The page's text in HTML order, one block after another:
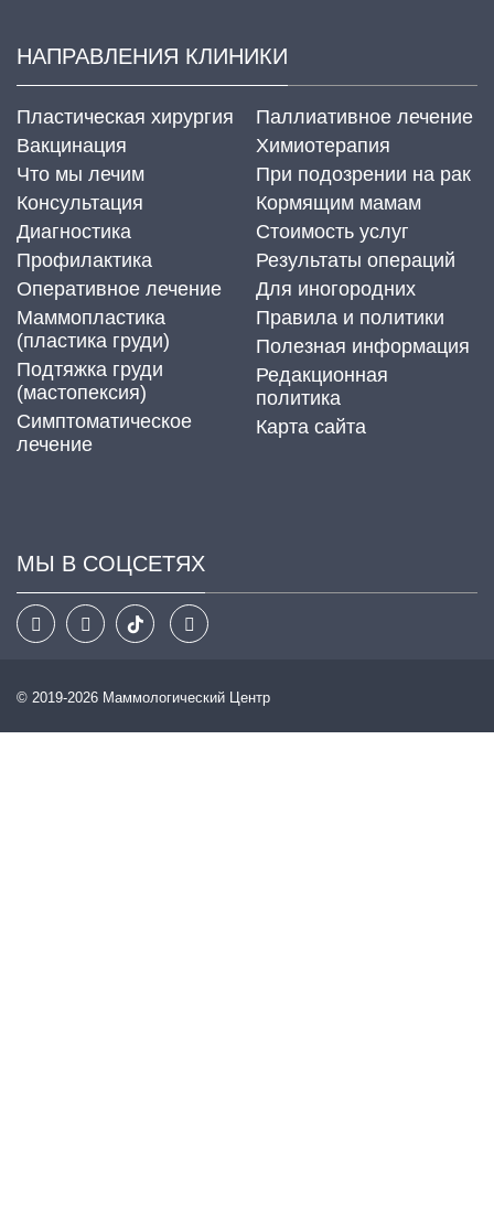
НАПРАВЛЕНИЯ КЛИНИКИ
Пластическая хирургия
Вакцинация
Что мы лечим
Консультация
Диагностика
Профилактика
Оперативное лечение
Маммопластика
(пластика груди)
Подтяжка груди
(мастопексия)
Cимптоматическое
лечение
Паллиативное лечение
Химиотерапия
При подозрении на рак
Кормящим мамам
Стоимость услуг
Результаты операций
Для иногородних
Правила и политики
Полезная информация
Редакционная
политика
Карта сайта
МЫ В СОЦСЕТЯХ
© 2019-2026 Маммологический Центр